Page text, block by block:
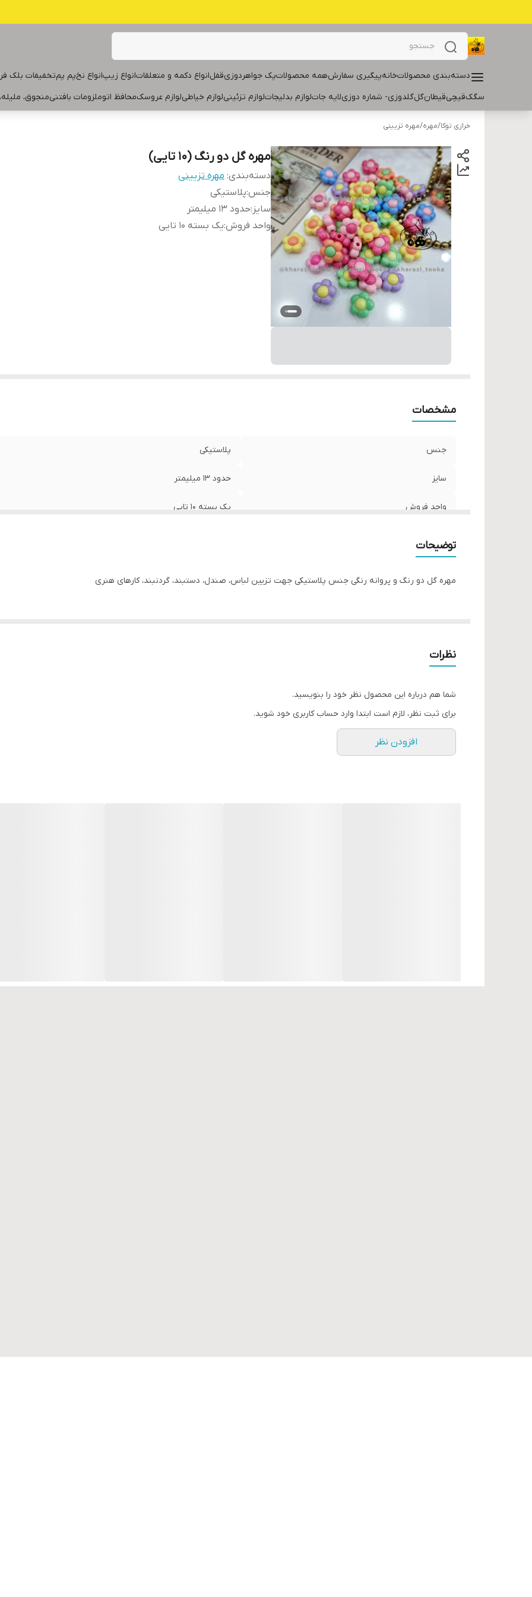
دسته‌بندی محصولاتخانهپیگیری سفارشهمه محصولاتپک جواهردوزیقفلانواع دکمه و متعلقاتانواع زیپانواع نخپم پمتخفیفات بلک
سگکقیچیقیطانگلگلدوزی- شماره دوزیلایه جاتلوازم بدلیجاتلوازم تزئینیلوازم خیاطیلوازم عروسکمحافظ اتوملزومات بافتنیمنجوق،
خرازی توکا/مهره/مهره تزیینی
مهره گل دو رنگ (۱۰ تایی)
دسته‌بندی: مهره تزیینی
جنس:پلاستیکی
سایز :حدود ۱۳ میلیمتر
واحد فروش:یک بسته ۱۰ تایی
مشخصات
جنس پلاستیکی
سایز حدود ۱۳ میلیمتر
واحد فروش یک بسته ۱۰ تایی
توضیحات
مهره گل دو رنگ و پروانه رنگی جنس پلاستیکی جهت تزیین لباس، صندل، دستبند، گردنبند، کارهای هنری
نظرات
شما هم درباره این محصول نظر خود را بنویسید.
برای ثبت نظر، لازم است ابتدا وارد حساب کاربری خود شوید.
افزودن نظر